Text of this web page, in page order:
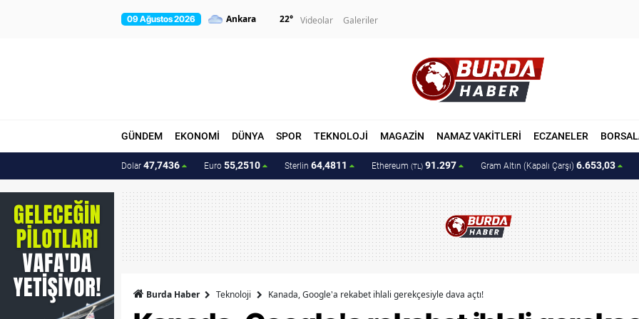
09 Ağustos 2026 22° Videolar Galeriler
GÜNDEM EKONOMİ DÜNYA SPOR TEKNOLOJİ MAGAZİN NAMAZ VAKİTLERİ ECZANELER
Dolar 47,7436 Euro 55,2510 Sterlin 64,4811 Ethereum (TL) 91.297 Gram Altın (Kapalı Çarşı) 6.653,03
Burda Haber Teknoloji Kanada, Google'a rekabet ihlali gerekçesiyle dava açtı!